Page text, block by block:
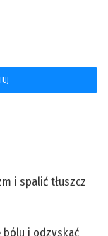
i spalić tłuszcz